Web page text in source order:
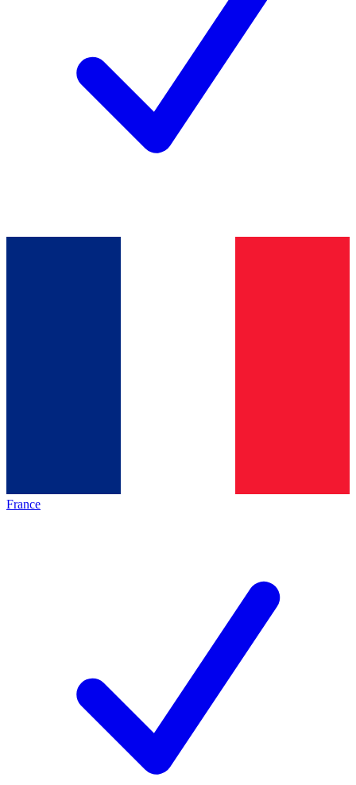
France